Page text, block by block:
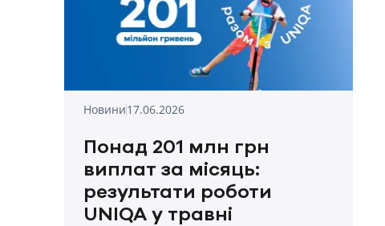
Новини17.06.2026
Понад 201 млн грн
виплат за місяць:
результати роботи
UNIQA у травні